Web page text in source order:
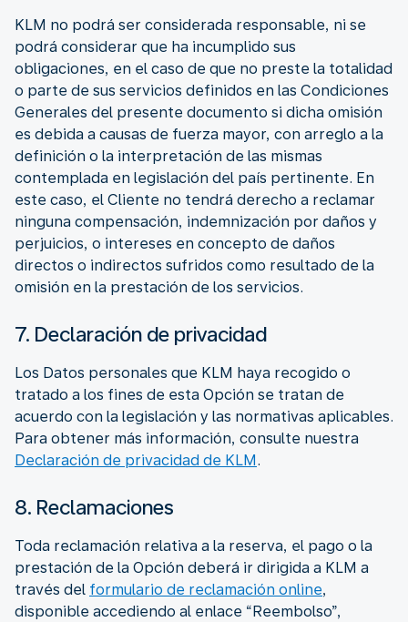
KLM no podrá ser considerada responsable, ni se
podrá considerar que ha incumplido sus
obligaciones, en el caso de que no preste la totalidad
o parte de sus servicios definidos en las Condiciones
Generales del presente documento si dicha omisión
es debida a causas de fuerza mayor, con arreglo a la
definición o la interpretación de las mismas
contemplada en legislación del país pertinente. En
este caso, el Cliente no tendrá derecho a reclamar
ninguna compensación, indemnización por daños y
perjuicios, o intereses en concepto de daños
directos o indirectos sufridos como resultado de la
omisión en la prestación de los servicios.
7. Declaración de privacidad
Los Datos personales que KLM haya recogido o
tratado a los fines de esta Opción se tratan de
acuerdo con la legislación y las normativas aplicables.
Para obtener más información, consulte nuestra
Declaración de privacidad de KLM .
8. Reclamaciones
Toda reclamación relativa a la reserva, el pago o la
prestación de la Opción deberá ir dirigida a KLM a
través del formulario de reclamación online,
disponible accediendo al enlace “Reembolso”,